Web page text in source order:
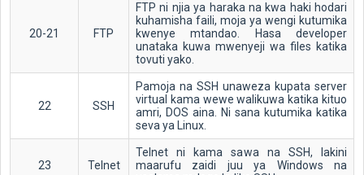
20-21 FTP
FTP ni njia ya haraka na kwa haki hodari
kuhamisha faili, moja ya wengi kutumika
kwenye mtandao. Hasa developer
unataka kuwa mwenyeji wa files katika
tovuti yako.
22 SSH
Pamoja na SSH unaweza kupata server
virtual kama wewe walikuwa katika kituo
amri, DOS aina. Ni sana kutumika katika
seva ya Linux.
23 Telnet
Telnet ni kama sawa na SSH, lakini
maarufu zaidi juu ya Windows na